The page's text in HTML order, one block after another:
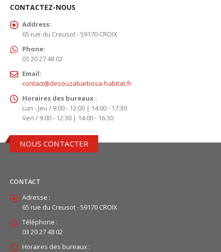
CONTACTEZ-NOUS
Address:
65 rue du Creusot - 59170 CROIX
Phone:
03 20 27 48 02
Email:
contact@desouzabarbosa-habitat.fr
Horaires des bureaux :
Lun - Jeu / 9:00 - 12:00 | 14:00 - 17:30
Ven / 9:00 - 12:30 | 14:00 - 16:30
NOUS CONTACTER
CONTACT
Adresse :
65 rue du Creusot - 59170 CROIX
Téléphone :
03 20 27 48 02
Horaires des bureaux :